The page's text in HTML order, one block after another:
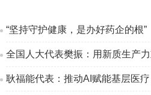
“坚持守护健康，是办好药企的根”
全国人大代表樊振：用新质生产
耿福能代表：推动AI赋能基层医